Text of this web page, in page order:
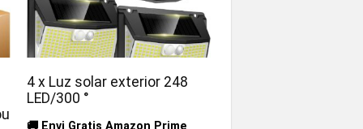
4 x Luz solar exterior 248
LED/300 °